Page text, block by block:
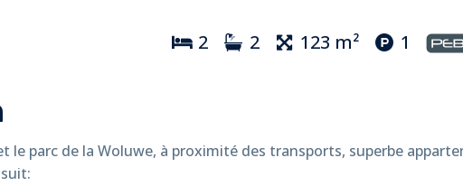
2 2 123 m² 1
le parc de la Woluwe, à proximité des transports, superbe